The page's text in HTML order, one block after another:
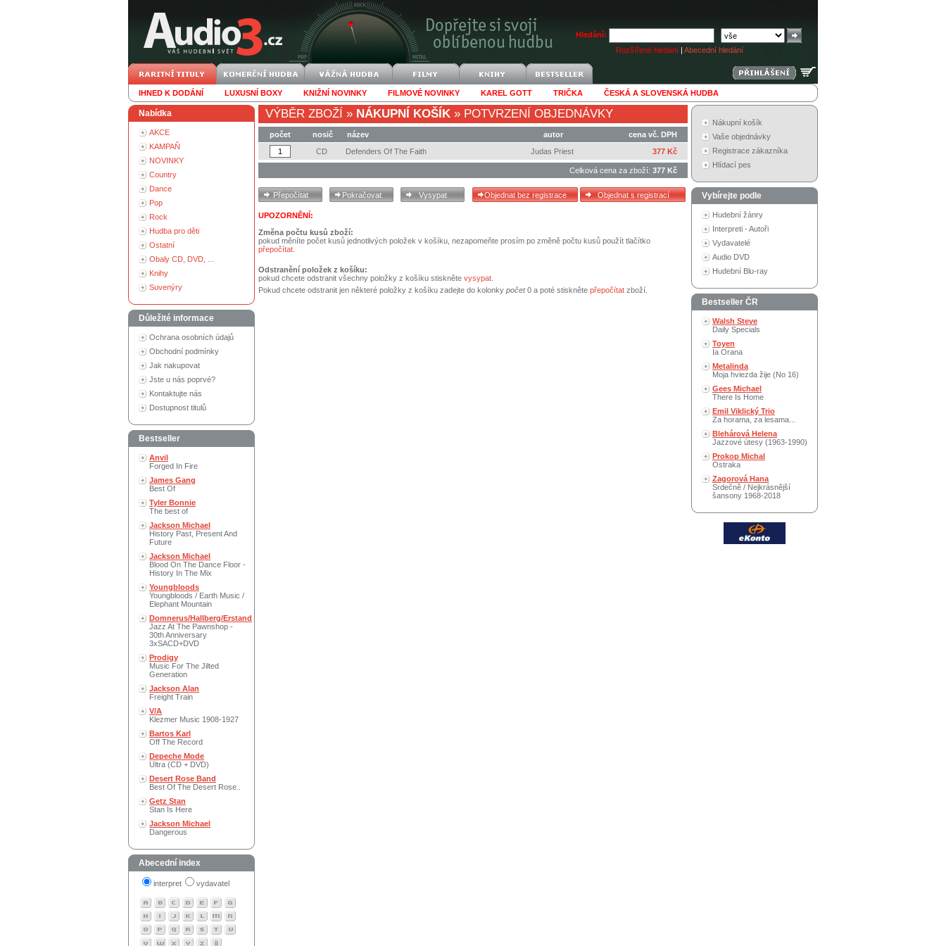
Hledání:
Rozšířené hledání | Abecední hledání
IHNED K DODÁNÍ LUXUSNÍ BOXY KNIŽNÍ NOVINKY FILMOVÉ NOVINKY KAREL GOTT TRIČKA ČESKÁ A SLOVENSKÁ HUDBA
Nabídka
AKCE
KAMPAŇ
NOVINKY
Country
Dance
Pop
Rock
Hudba pro děti
Ostatní
Obaly CD, DVD, ...
Knihy
Suvenýry
Důležité informace
Ochrana osobních údajů
Obchodní podmínky
Jak nakupovat
Jste u nás poprvé?
Kontaktujte nás
Dostupnost titulů
Bestseller
Anvil
Forged In Fire
James Gang
Best Of
Tyler Bonnie
The best of
Jackson Michael
History Past, Present And
Future
Jackson Michael
Blood On The Dance Floor -
History In The Mix
Youngbloods
Youngbloods / Earth Music /
Elephant Mountain
Domnerus/Hallberg/Erstand
Jazz At The Pawnshop -
30th Anniversary
3xSACD+DVD
Prodigy
Music For The Jilted
Generation
Jackson Alan
Freight Train
V/A
Klezmer Music 1908-1927
Bartos Karl
Off The Record
Depeche Mode
Ultra (CD + DVD)
Desert Rose Band
Best Of The Desert Rose..
Getz Stan
Stan Is Here
Jackson Michael
Dangerous
Abecední index
interpret vydavatel
VÝBĚR ZBOŽÍ » NÁKUPNÍ KOŠÍK » POTVRZENÍ OBJEDNÁVKY
počet nosič název autor
cena vč. DPH
CD
Defenders Of The Faith Judas Priest 377 Kč
Celková cena za zboží: 377 Kč
UPOZORNĚNÍ:
Změna počtu kusů zboží:
pokud měníte počet kusů jednotlivých položek v košíku, nezapomeňte prosím po změně počtu kusů použít tlačítko
přepočítat
Odstranění položek z košíku:
pokud chcete odstranit všechny položky z košíku stiskněte vysypat
Pokud chcete odstranit jen některé položky z košíku zadejte do kolonky počet0 a poté stiskněte přepočítat zboží.
Nákupní košík
Vaše objednávky
Registrace zákazníka
Hlídací pes
Vybírejte podle
Hudební žánry
Interpreti - Autoři
Vydavatelé
Audio DVD
Hudební Blu-ray
Bestseller ČR
Walsh Steve
Daily Specials
Toyen
Ia Orana
Metalinda
Moja hviezda žije (No 16)
Gees Michael
There Is Home
Emil Viklický Trio
Za horama, za lesama...
Blehárová Helena
Jazzové útesy (1963-1990)
Prokop Michal
Ostraka
Zagorová Hana
Srdečně / Nejkrásnější
šansony 1968-2018